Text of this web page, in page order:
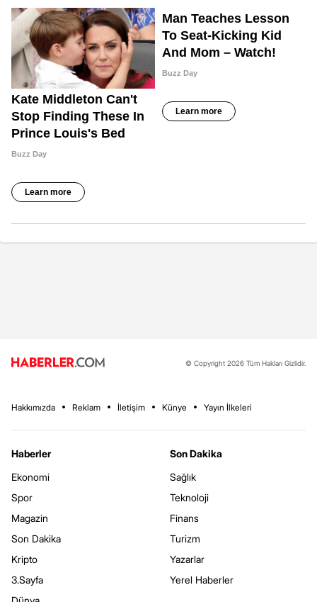
© Copyright 2026 Tüm Hakları Gizlidir.
Hakkımızda Reklam İletişim Künye Yayın İlkeleri
Haberler
Ekonomi
Spor
Magazin
Son Dakika
Kripto
3.Sayfa
Son Dakika
Sağlık
Teknoloji
Finans
Turizm
Yazarlar
Yerel Haberler